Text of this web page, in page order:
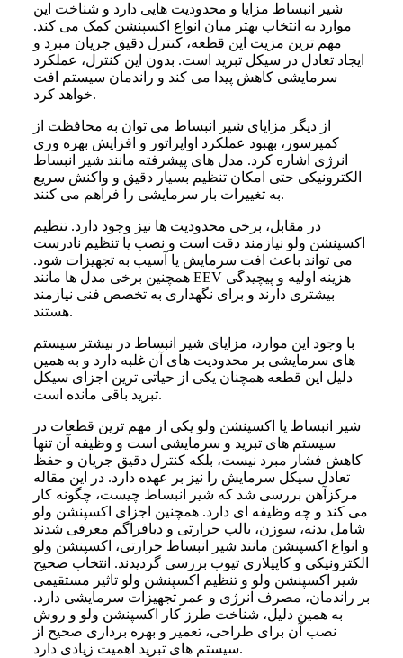
شیر انبساط مزایا و محدودیت هایی دارد و شناخت این
موارد به انتخاب بهتر میان انواع اکسپنشن کمک می کند.
مهم ترین مزیت این قطعه، کنترل دقیق جریان مبرد و
ایجاد تعادل در سیکل تبرید است. بدون این کنترل، عملکرد
سرمایشی کاهش پیدا می کند و راندمان سیستم افت
خواهد کرد.
از دیگر مزایای شیر انبساط می توان به محافظت از
کمپرسور، بهبود عملکرد اواپراتور و افزایش بهره وری
انرژی اشاره کرد. مدل های پیشرفته مانند شیر انبساط
الکترونیکی حتی امکان تنظیم بسیار دقیق و واکنش سریع
به تغییرات بار سرمایشی را فراهم می کنند.
در مقابل، برخی محدودیت ها نیز وجود دارد. تنظیم
اکسپنشن ولو نیازمند دقت است و نصب یا تنظیم نادرست
می تواند باعث افت سرمایش یا آسیب به تجهیزات شود.
همچنین برخی مدل ها مانند EEV هزینه اولیه و پیچیدگی
بیشتری دارند و برای نگهداری به تخصص فنی نیازمند
هستند.
با وجود این موارد، مزایای شیر انبساط در بیشتر سیستم
های سرمایشی بر محدودیت های آن غلبه دارد و به همین
دلیل این قطعه همچنان یکی از حیاتی ترین اجزای سیکل
تبرید باقی مانده است.
شیر انبساط یا اکسپنشن ولو یکی از مهم ترین قطعات در
سیستم های تبرید و سرمایشی است و وظیفه آن تنها
کاهش فشار مبرد نیست، بلکه کنترل دقیق جریان و حفظ
تعادل سیکل سرمایش را نیز بر عهده دارد. در این مقاله
مرکزآهن بررسی شد که شیر انبساط چیست، چگونه کار
می کند و چه وظیفه ای دارد. همچنین اجزای اکسپنشن ولو
شامل بدنه، سوزن، بالب حرارتی و دیافراگم معرفی شدند
و انواع اکسپنشن مانند شیر انبساط حرارتی، اکسپنشن ولو
الکترونیکی و کاپیلاری تیوب بررسی گردیدند. انتخاب صحیح
شیر اکسپنشن ولو و تنظیم اکسپنشن ولو تاثیر مستقیمی
بر راندمان، مصرف انرژی و عمر تجهیزات سرمایشی دارد.
به همین دلیل، شناخت طرز کار اکسپنشن ولو و روش
نصب آن برای طراحی، تعمیر و بهره برداری صحیح از
سیستم های تبرید اهمیت زیادی دارد.